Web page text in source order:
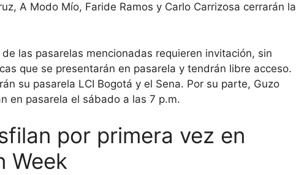
A Modo Mío, Faride Ramos y Carlo Carrizosa cerrarán la
las pasarelas mencionadas requieren invitación, sin
que se presentarán en pasarela y tendrán libre acceso.
su pasarela LCI Bogotá y el Sena. Por su parte, Guzo
en pasarela el sábado a las 7 p.m.
por primera vez en
Week